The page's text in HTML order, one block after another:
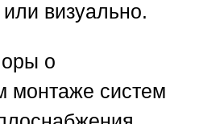
визуально.
о
монтаже систем